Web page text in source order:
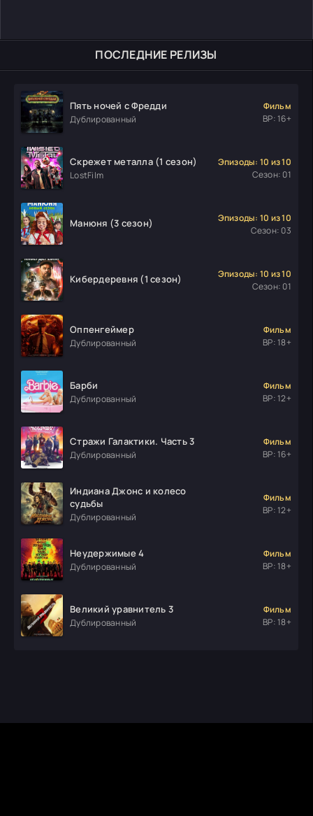
ПОСЛЕДНИЕ РЕЛИЗЫ
Пять ночей с Фредди
Дублированный
Фильм
ВР: 16+
Скрежет металла (1 сезон)
LostFilm
Эпизоды: 10 из 10
Сезон: 01
Манюня (3 сезон)
Эпизоды: 10 из 10
Сезон: 03
Кибердеревня (1 сезон)
Эпизоды: 10 из 10
Сезон: 01
Оппенгеймер
Дублированный
Фильм
ВР: 18+
Барби
Дублированный
Фильм
ВР: 12+
Стражи Галактики. Часть 3
Дублированный
Фильм
ВР: 16+
Индиана Джонс и колесо
судьбы
Дублированный
Фильм
ВР: 12+
Неудержимые 4
Дублированный
Фильм
ВР: 18+
Великий уравнитель 3
Дублированный
Фильм
ВР: 18+